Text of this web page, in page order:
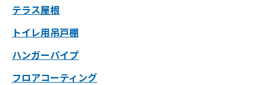
テラス屋根
トイレ用吊戸棚
ハンガーパイプ
フロアコーティング